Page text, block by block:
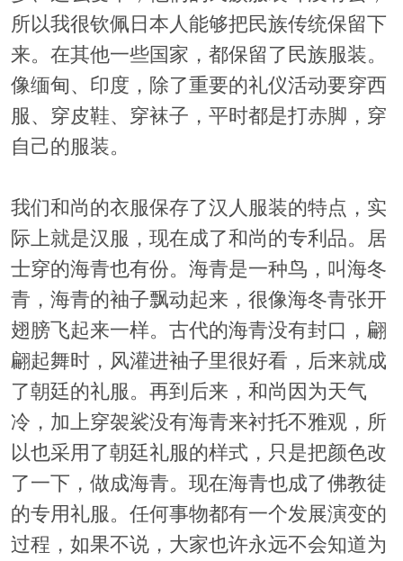
所以我很钦佩日本人能够把民族传统保留下
来。在其他一些国家，都保留了民族服装。
像缅甸、印度，除了重要的礼仪活动要穿西
服、穿皮鞋、穿袜子，平时都是打赤脚，穿
自己的服装。
我们和尚的衣服保存了汉人服装的特点，实
际上就是汉服，现在成了和尚的专利品。居
士穿的海青也有份。海青是一种鸟，叫海冬
青，海青的袖子飘动起来，很像海冬青张开
翅膀飞起来一样。古代的海青没有封口，翩
翩起舞时，风灌进袖子里很好看，后来就成
了朝廷的礼服。再到后来，和尚因为天气
冷，加上穿袈裟没有海青来衬托不雅观，所
以也采用了朝廷礼服的样式，只是把颜色改
了一下，做成海青。现在海青也成了佛教徒
的专用礼服。任何事物都有一个发展演变的
过程，如果不说，大家也许永远不会知道为